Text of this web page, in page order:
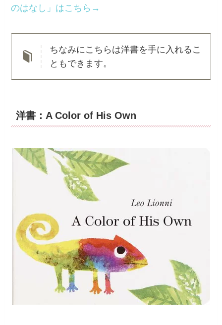
のはなし」はこちら→
ちなみにこちらは洋書を手に入れるこ
ともできます。
洋書：A Color of His Own